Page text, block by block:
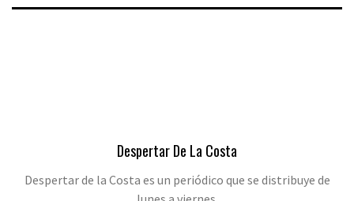
Despertar De La Costa
Despertar de la Costa es un periódico que se distribuye de